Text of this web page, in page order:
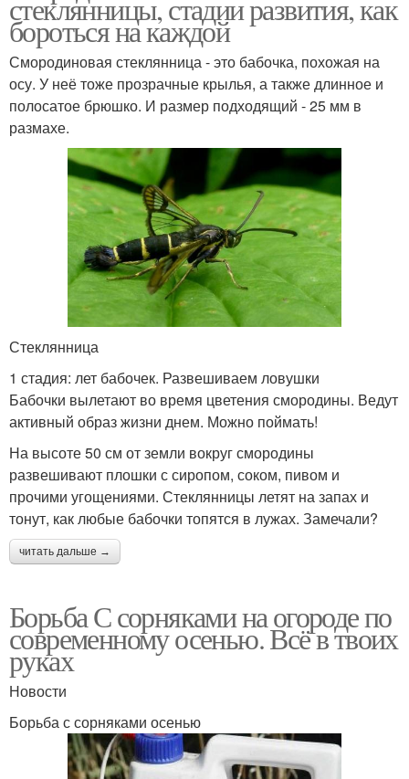
стеклянницы, стадии развития, как
бороться на каждой
Смородиновая стеклянница - это бабочка, похожая на
осу. У неё тоже прозрачные крылья, а также длинное и
полосатое брюшко. И размер подходящий - 25 мм в
размахе.
Стеклянница
1 стадия: лет бабочек. Развешиваем ловушки
Бабочки вылетают во время цветения смородины. Ведут
активный образ жизни днем. Можно поймать!
На высоте 50 см от земли вокруг смородины
развешивают плошки с сиропом, соком, пивом и
прочими угощениями. Стеклянницы летят на запах и
тонут, как любые бабочки топятся в лужах. Замечали?
читать дальше →
Борьба С сорняками на огороде по
современному осенью. Всё в твоих
руках
Новости
Борьба с сорняками осенью